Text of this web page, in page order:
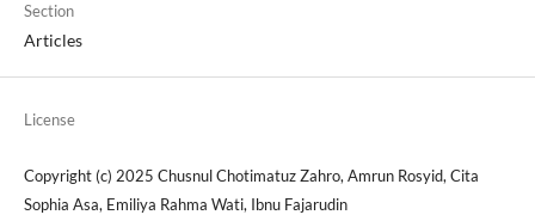
Section
Articles
License
Copyright (c) 2025 Chusnul Chotimatuz Zahro, Amrun Rosyid, Cita
Sophia Asa, Emiliya Rahma Wati, Ibnu Fajarudin